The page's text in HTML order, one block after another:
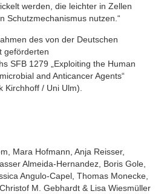
werden, die leichter in Zellen
Schutzmechanismus nutzen.“
des von der Deutschen
geförderten
SFB 1279 „Exploiting the Human
and Anticancer Agents“
Kirchhoff / Uni Ulm).
Mara Hofmann, Anja Reisser,
Almeida-Hernandez, Boris Gole,
Angulo-Capel, Thomas Monecke,
M. Gebhardt & Lisa Wiesmüller